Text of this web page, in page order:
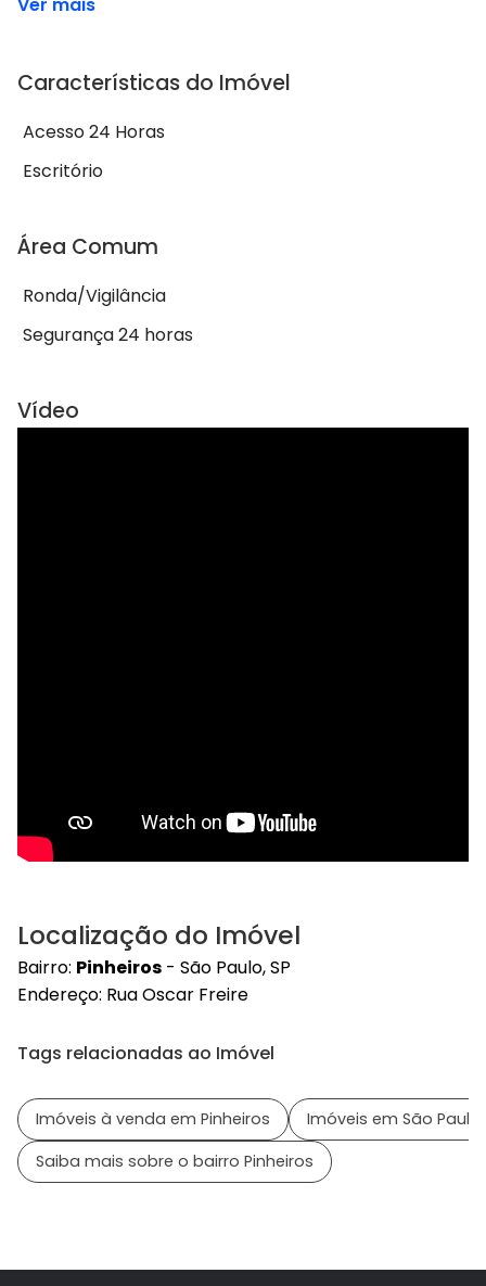
Ver mais
Características do Imóvel
Acesso 24 Horas
Escritório
Área Comum
Ronda/Vigilância
Segurança 24 horas
Vídeo
Localização do Imóvel
Bairro: Pinheiros - São Paulo, SP
Endereço: Rua Oscar Freire
Tags relacionadas ao Imóvel
Imóveis à venda em Pinheiros
Imóveis em São Paulo
Saiba mais sobre o bairro Pinheiros